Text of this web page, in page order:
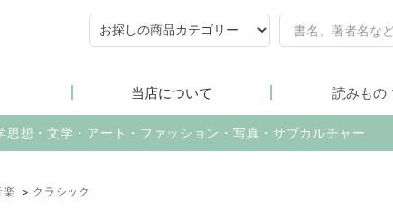
当店について 読みもの
想・文学・アート・ファッション・写真・サブカルチャー
楽 > クラシック